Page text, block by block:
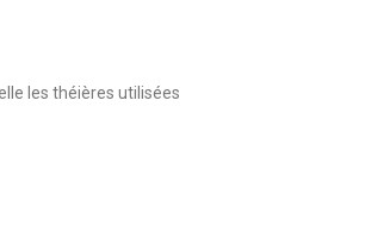
les théières utilisées